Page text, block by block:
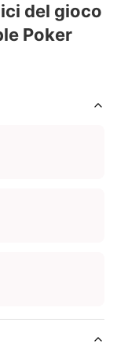
del gioco
Poker